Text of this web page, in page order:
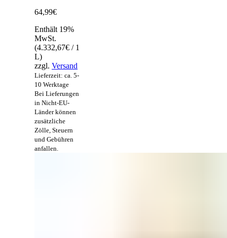
64,99€
Enthält 19%
MwSt.
(4.332,67€ / 1
L)
zzgl. Versand
Lieferzeit: ca. 5-
10 Werktage
Bei Lieferungen
in Nicht-EU-
Länder können
zusätzliche
Zölle, Steuern
und Gebühren
anfallen.